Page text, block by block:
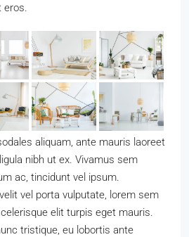
eros.
aliquam, ante mauris laoreet
nibh ut ex. Vivamus sem
ac, tincidunt vel ipsum.
vel porta vulputate, lorem sem
elit turpis eget mauris.
tristique, eu lobortis ante